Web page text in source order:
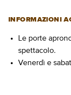
INFORMAZIONI
Le porte
spettacolo.
Venerdì e